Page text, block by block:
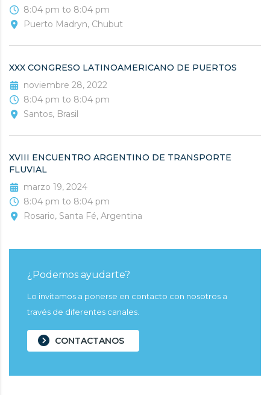
8:04 pm to 8:04 pm
Puerto Madryn, Chubut
XXX CONGRESO LATINOAMERICANO DE PUERTOS
noviembre 28, 2022
8:04 pm to 8:04 pm
Santos, Brasil
XVIII ENCUENTRO ARGENTINO DE TRANSPORTE
FLUVIAL
marzo 19, 2024
8:04 pm to 8:04 pm
Rosario, Santa Fé, Argentina
¿Podemos ayudarte?
Lo invitamos a ponerse en contacto con nosotros a
través de diferentes canales.
CONTACTANOS